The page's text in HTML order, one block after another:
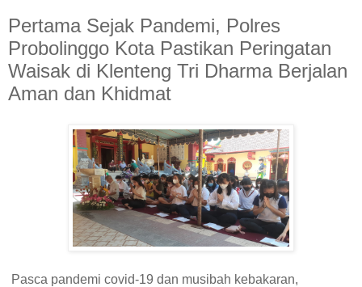
Pertama Sejak Pandemi, Polres
Probolinggo Kota Pastikan Peringatan
Waisak di Klenteng Tri Dharma Berjalan
Aman dan Khidmat
Pasca pandemi covid-19 dan musibah kebakaran,